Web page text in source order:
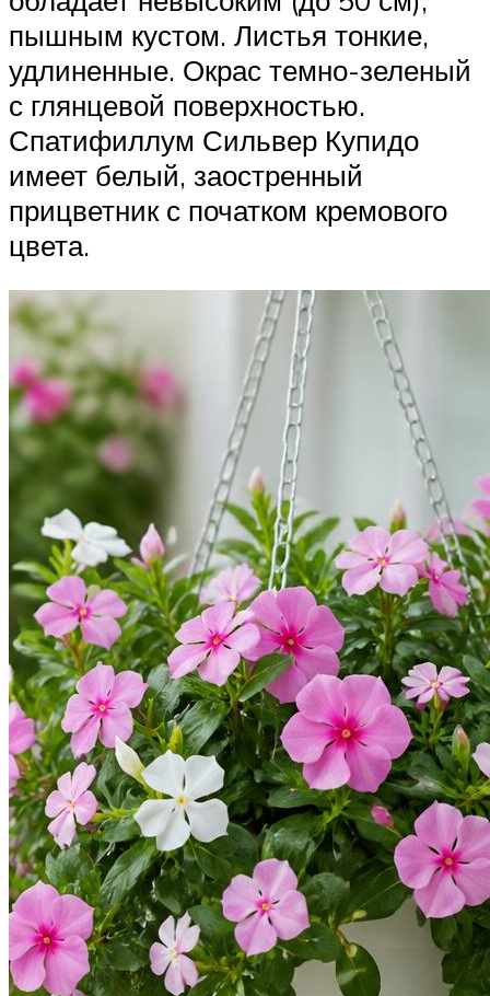
пышным кустом. Листья тонкие,
удлиненные. Окрас темно-зеленый
с глянцевой поверхностью.
Спатифиллум Сильвер Купидо
имеет белый, заостренный
прицветник с початком кремового
цвета.